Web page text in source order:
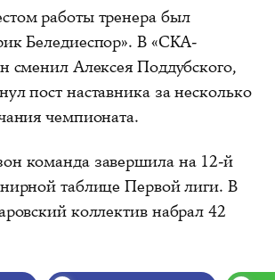
работы тренера был
Беледиеспор». В «СКА-
сменил Алексея Поддубского,
пост наставника за несколько
чемпионата.
команда завершила на 12-й
таблице Первой лиги. В
коллектив набрал 42